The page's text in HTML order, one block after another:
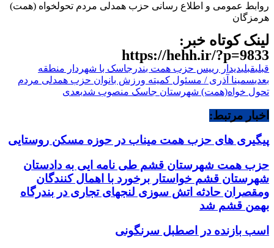
روابط عمومی و اطلاع رسانی حزب همدلی مردم تحولخواه (همت)
هرمزگان
لینک کوتاه خبر:
https://hehh.ir/?p=9833
قبلیقبلیدیدار رییس حزب همت بندرجاسک با شهردار منطقه
بعدیسمینا آذری / مسئول کمیته ورزش بانوان حزب همدلی مردم
تحول خواه(همت) شهرستان جاسک منصوب شدبعدی
اخبار مرتبط:
پیگیری های حزب همت میناب در حوزه مسکن روستایی
حزب همت شهرستان قشم طی نامه ایی به دادستان
شهرستان قشم خواستار برخورد با اهمال کنندگان
ومقصران حادثه اتش سوزی لنجهای تجاری در بندرگاه
بهمن قشم شد
اسب بازنده در اصطبل سرنگونی